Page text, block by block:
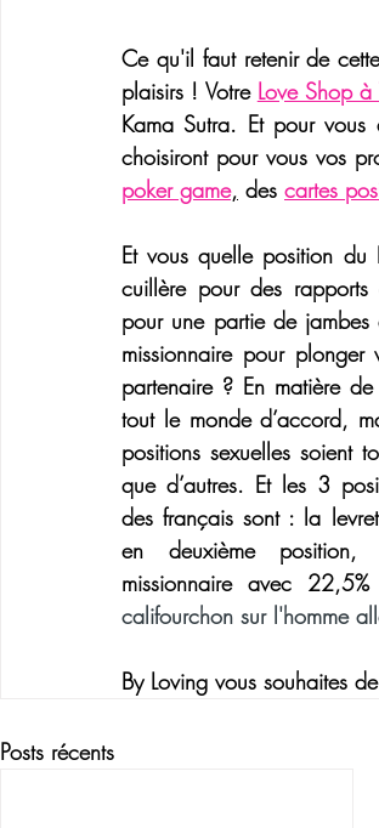
Ce qu'il faut retenir de
plaisirs ! Votre Love Shop à
Kama Sutra. Et pour vous
choisiront pour vous vos
poker game, des cartes
Et vous quelle position du
cuillère pour des rapports
missionnaire pour plonger
partenaire ? En matière
tout le monde d’accord,
positions sexuelles soient
que d’autres. Et les 3
des français sont : la
missionnaire avec
califourchon sur l'homme
By Loving vous souhaites
Posts récents